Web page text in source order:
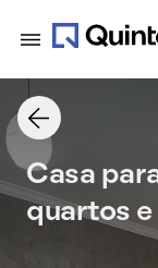
Casa
quartos e